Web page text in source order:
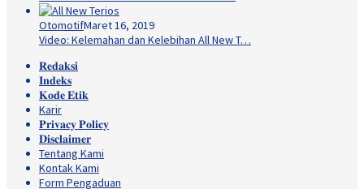
OtomotifMaret 16, 2019
Video: Kelemahan dan Kelebihan All New T…
𝐑𝐞𝐝𝐚𝐤𝐬𝐢
𝐈𝐧𝐝𝐞𝐤𝐬
𝐊𝐨𝐝𝐞 𝐄𝐭𝐢𝐤
Karir
𝐏𝐫𝐢𝐯𝐚𝐜𝐲 𝐏𝐨𝐥𝐢𝐜𝐲
𝐃𝐢𝐬𝐜𝐥𝐚𝐢𝐦𝐞𝐫
Tentang Kami
Kontak Kami
Form Pengaduan